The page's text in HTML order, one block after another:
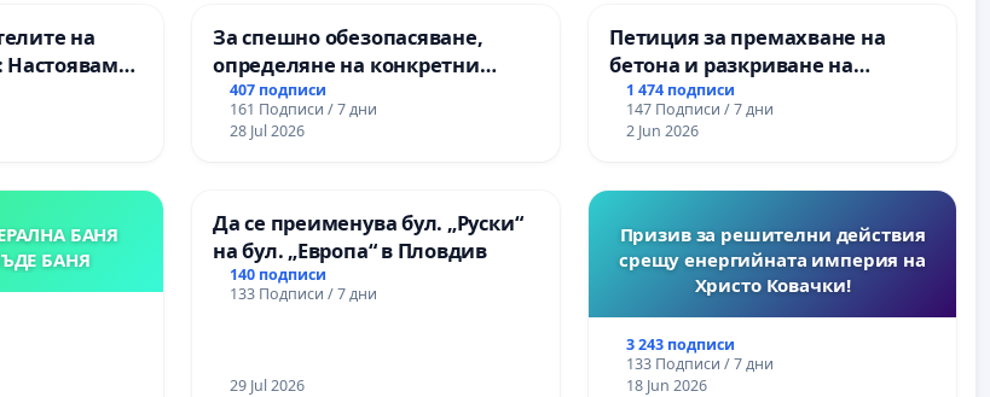
на
“Елаците-
че ще
За спешно обезопасяване,
определяне на конкретни
срокове и извършване на
цялостна рехабилитация на
републиканския път между
Момин проход
407 подписи
161 Подписи / 7 дни
28 Jul 2026
Петиция за премахване на
бетона и разкриване на
античното сърце на
Могиланската могила във
Враца
1 474 подписи
147 Подписи / 7 дни
2 Jun 2026
БАНЯ
БАНЯ
Да се преименува бул. „Руски“
на бул. „Европа“ в Пловдив
140 подписи
133 Подписи / 7 дни
29 Jul 2026
Призив за решителни действия
срещу енергийната империя на
Христо Ковачки!
3 243 подписи
133 Подписи / 7 дни
18 Jun 2026